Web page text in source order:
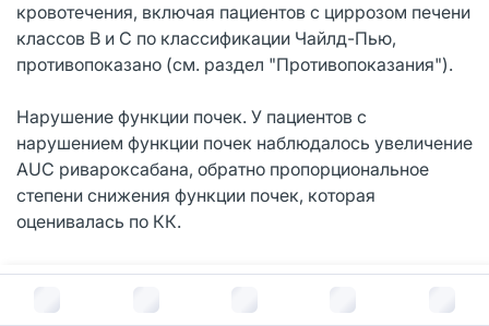
кровотечения, включая пациентов с циррозом печени
классов B и C по классификации Чайлд-Пью,
противопоказано (см. раздел "Противопоказания").
Нарушение функции почек. У пациентов с
нарушением функции почек наблюдалось увеличение
AUC ривароксабана, обратно пропорциональное
степени снижения функции почек, которая
оценивалась по КК.
У пациентов с почечной недостаточностью легкой (КК